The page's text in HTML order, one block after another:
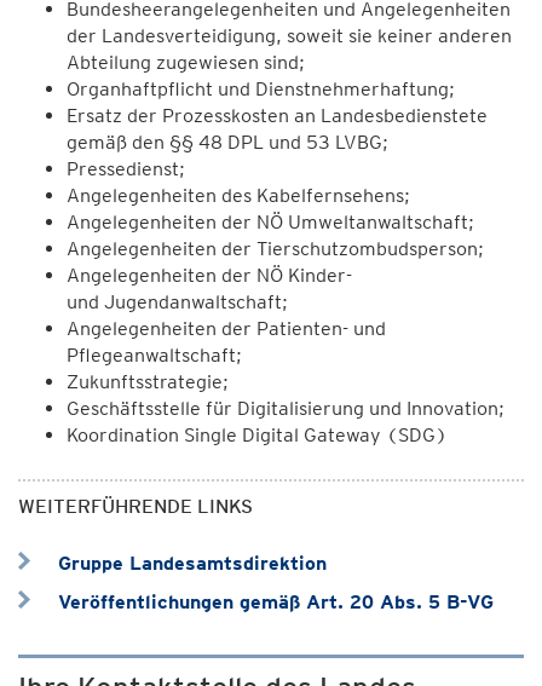
Bundesheerangelegenheiten und Angelegenheiten
der Landesverteidigung, soweit sie keiner anderen
Abteilung zugewiesen sind;
Organhaftpflicht und Dienstnehmerhaftung;
Ersatz der Prozesskosten an Landesbedienstete
gemäß den §§ 48 DPL und 53 LVBG;
Pressedienst;
Angelegenheiten des Kabelfernsehens;
Angelegenheiten der NÖ Umweltanwaltschaft;
Angelegenheiten der Tierschutzombudsperson;
Angelegenheiten der NÖ Kinder-
und Jugendanwaltschaft;
Angelegenheiten der Patienten- und
Pflegeanwaltschaft;
Zukunftsstrategie;
Geschäftsstelle für Digitalisierung und Innovation;
Koordination Single Digital Gateway (SDG)
WEITERFÜHRENDE LINKS
Gruppe Landesamtsdirektion
Veröffentlichungen gemäß Art. 20 Abs. 5 B-VG